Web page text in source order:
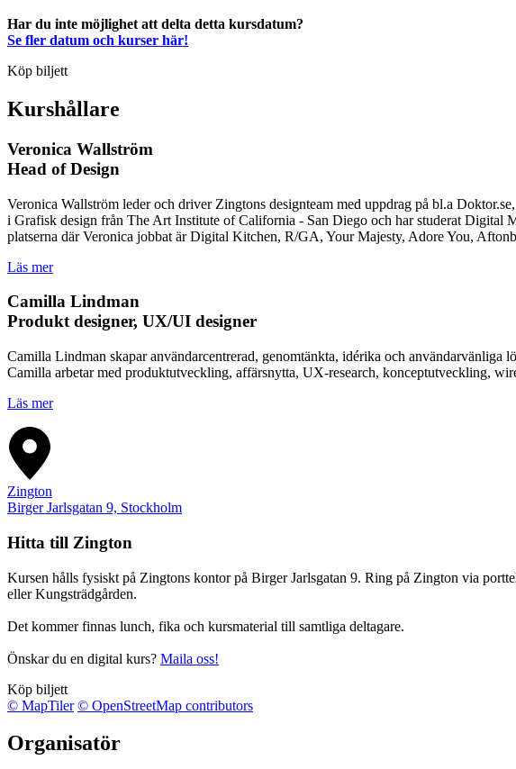
Har du inte möjlighet att delta detta kursdatum?
Se fler datum och kurser här!
Köp biljett
Kurshållare
Veronica Wallström
Head of Design
Veronica Wallström leder och driver Zingtons designteam med uppdrag på bl.a
i Grafisk design från The Art Institute of California - San Diego och har studerat Digital
platserna där Veronica jobbat är Digital Kitchen, R/GA, Your Majesty, Adore You,
Läs mer
Camilla Lindman
Produkt designer, UX/UI designer
Camilla Lindman skapar användarcentrerad, genomtänkta, idérika och
Camilla arbetar med produktutveckling, affärsnytta, UX-research, konceptutveckling,
Läs mer
Zington
Birger Jarlsgatan 9, Stockholm
Hitta till Zington
Kursen hålls fysiskt på Zingtons kontor på Birger Jarlsgatan 9. Ring på Zington via
eller Kungsträdgården.
Det kommer finnas lunch, fika och kursmaterial till samtliga deltagare.
Önskar du en digital kurs? Maila oss!
Köp biljett
© MapTiler © OpenStreetMap contributors
Organisatör